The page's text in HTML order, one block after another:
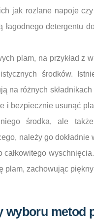
jak rozlane napoje
detergentu
plam, na przykład z
środków.
na różnych
i bezpiecznie usunąć
środka, ale
należy go
plam, zachowując
wyboru metod